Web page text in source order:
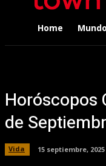
Home Mundo
Horóscopos
de
Vida 15 septiembre, 2025